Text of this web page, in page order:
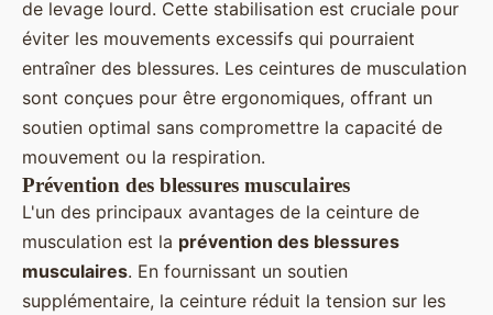
de levage lourd. Cette stabilisation est cruciale pour
éviter les mouvements excessifs qui pourraient
entraîner des blessures. Les ceintures de musculation
sont conçues pour être ergonomiques, offrant un
soutien optimal sans compromettre la capacité de
mouvement ou la respiration.
Prévention des blessures musculaires
L'un des principaux avantages de la ceinture de
musculation est la prévention des blessures
musculaires. En fournissant un soutien
supplémentaire, la ceinture réduit la tension sur les